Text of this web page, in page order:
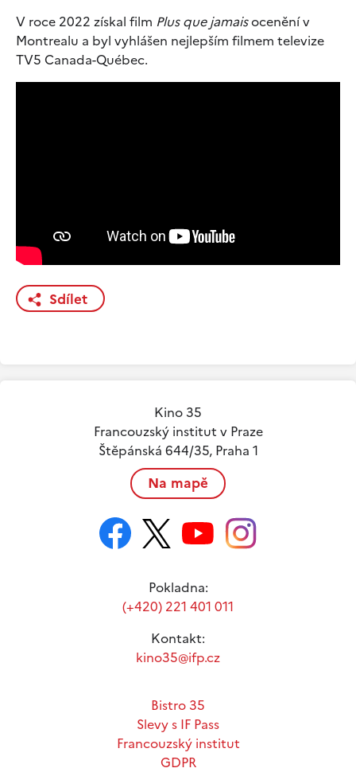
V roce 2022 získal film Plus que jamaisocenění v
Montrealu a byl vyhlášen nejlepším filmem televize
TV5 Canada-Québec.
Sdílet
Kino 35
Francouzský institut v Praze
Štěpánská 644/35, Praha 1
Na mapě
Pokladna:
(+420) 221 401 011
Kontakt:
kino35@ifp.cz
Bistro 35
Slevy s IF Pass
Francouzský institut
GDPR